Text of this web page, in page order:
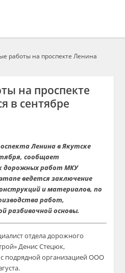
работы на проспекте Ленина
на проспекте
в сентябре
Ленина в Якутске
сообщает
дорожных работ МКУ
ведется заключение
и материалов, по
работ,
разбивочной основы.
отдела дорожного
Денис Стецюк,
подрядной организацией ООО